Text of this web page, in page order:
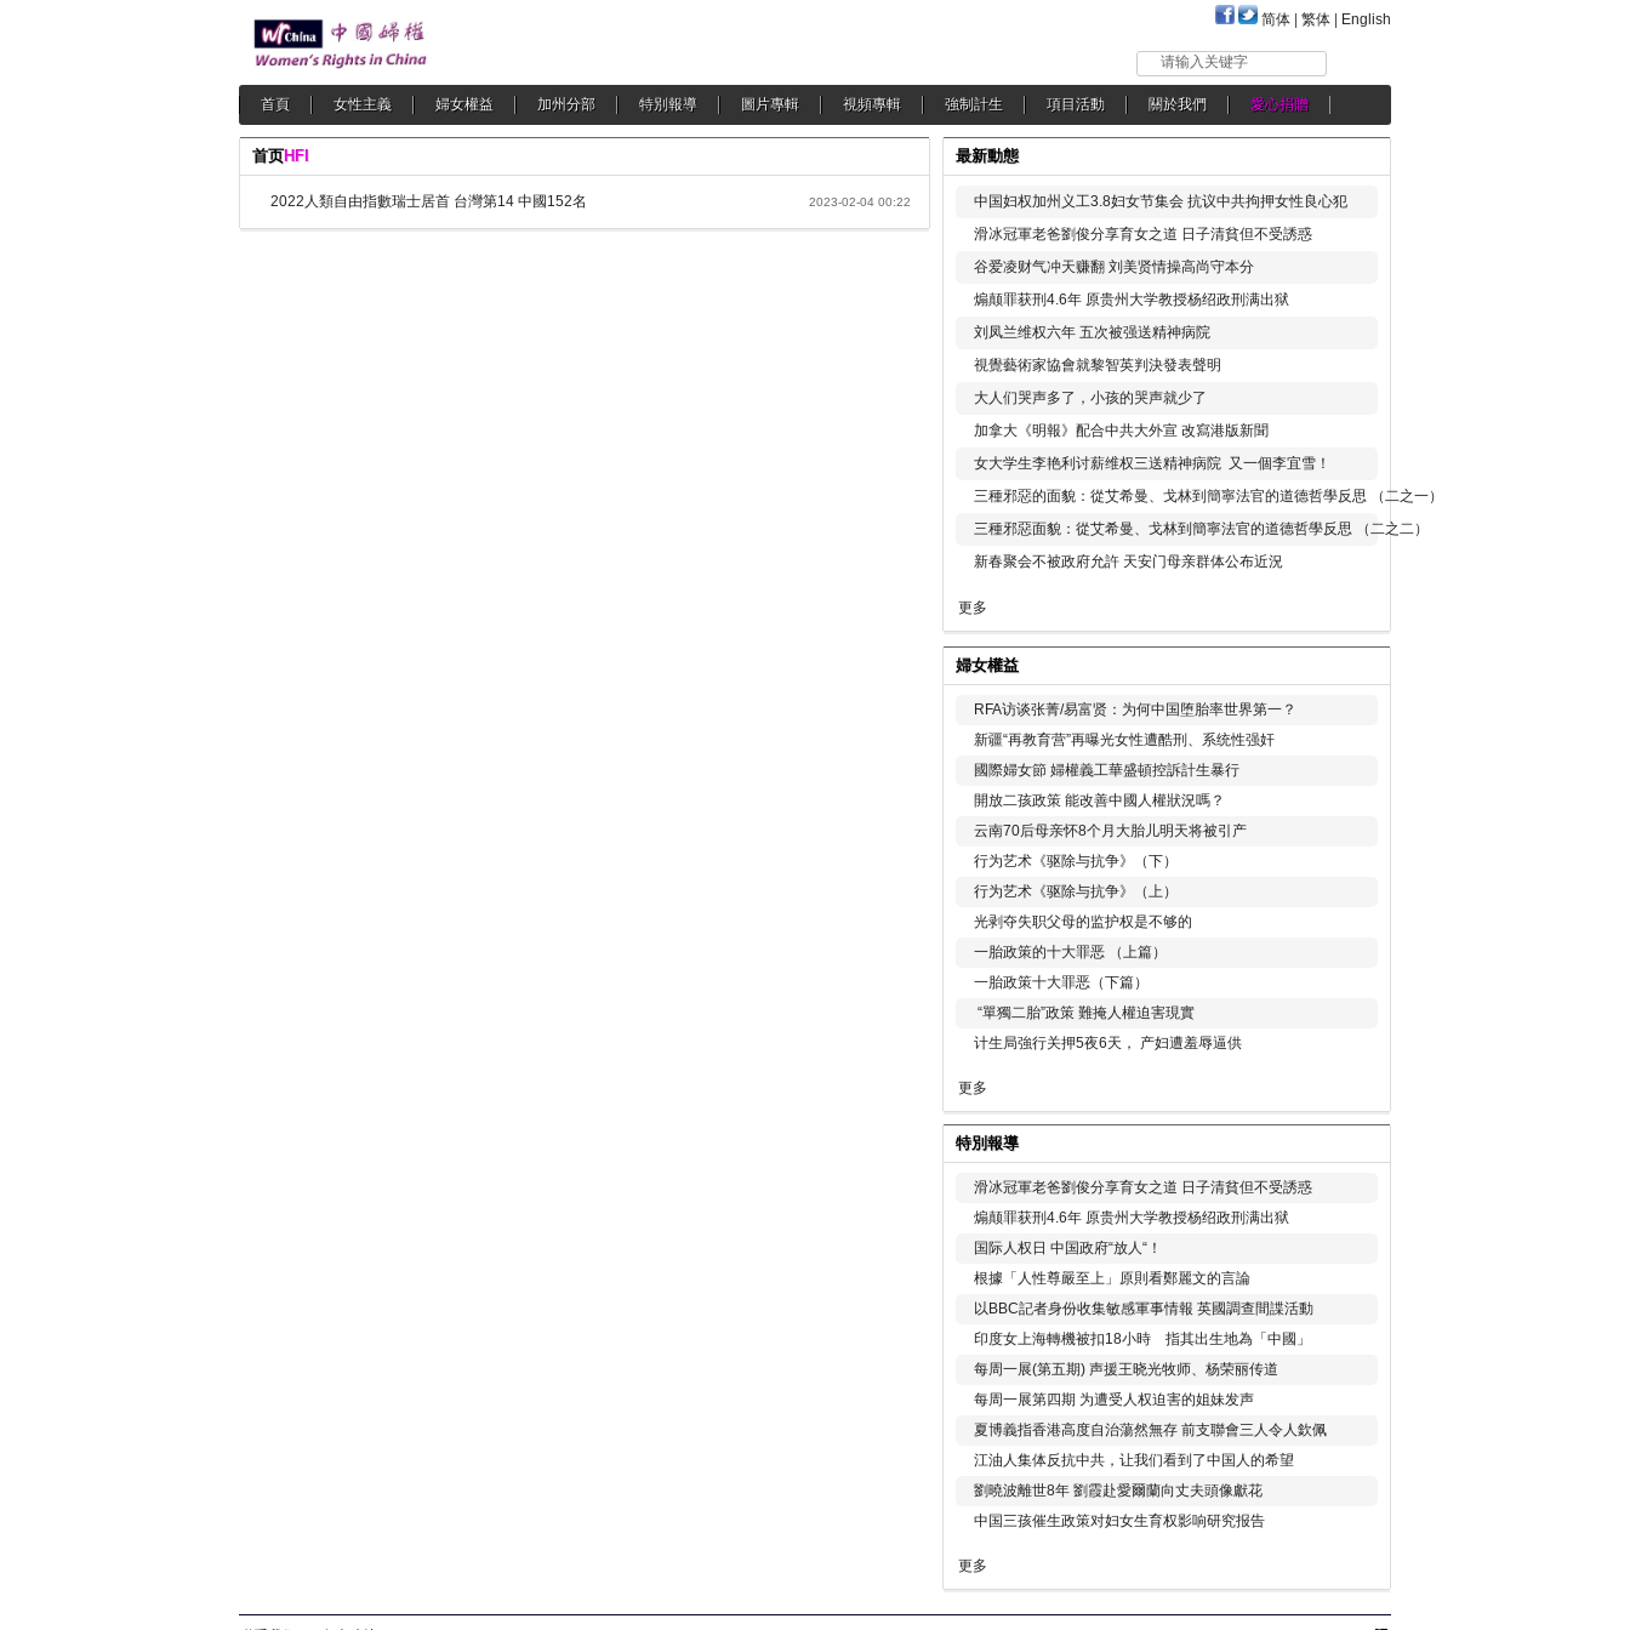
简体 繁体 English
请输入关键字
首頁 女性主義 婦女權益 加州分部 特別報導 圖片專輯 視頻專輯 強制計生 項目活動 關於我們 愛心捐贈
首页HFI
2022人類自由指數瑞士居首 台灣第14 中國152名 2023-02-04 00:22
最新動態
中国妇权加州义工3.8妇女节集会 抗议中共拘押女性良心犯
滑冰冠軍老爸劉俊分享育女之道 日子清貧但不受誘惑
谷爱凌财气冲天赚翻 刘美贤情操高尚守本分
煽颠罪获刑4.6年 原贵州大学教授杨绍政刑满出狱
刘凤兰维权六年 五次被强送精神病院
視覺藝術家協會就黎智英判決發表聲明
大人们哭声多了，小孩的哭声就少了
加拿大《明報》配合中共大外宣 改寫港版新聞
女大学生李艳利讨薪维权三送精神病院 又一個李宜雪！
三種邪惡的面貌：從艾希曼、戈林到簡寧法官的道德哲學反思 （二之一）
三種邪惡面貌：從艾希曼、戈林到簡寧法官的道德哲學反思 （二之二）
新春聚会不被政府允許 天安门母亲群体公布近況
更多
婦女權益
RFA访谈张菁/易富贤：为何中国堕胎率世界第一？
新疆“再教育营”再曝光女性遭酷刑、系统性强奸
國際婦女節 婦權義工華盛頓控訴計生暴行
開放二孩政策 能改善中國人權狀況嗎？
云南70后母亲怀8个月大胎儿明天将被引产
行为艺术《驱除与抗争》（下）
行为艺术《驱除与抗争》（上）
光剥夺失职父母的监护权是不够的
一胎政策的十大罪恶 （上篇）
一胎政策十大罪恶（下篇）
“單獨二胎”政策 難掩人權迫害現實
计生局強行关押5夜6天， 产妇遭羞辱逼供
更多
特別報導
滑冰冠軍老爸劉俊分享育女之道 日子清貧但不受誘惑
煽颠罪获刑4.6年 原贵州大学教授杨绍政刑满出狱
国际人权日 中国政府“放人“！
根據「人性尊嚴至上」原則看鄭麗文的言論
以BBC記者身份收集敏感軍事情報 英國調查間諜活動
印度女上海轉機被扣18小時 指其出生地為「中國」
每周一展(第五期) 声援王晓光牧师、杨荣丽传道
每周一展第四期 为遭受人权迫害的姐妹发声
夏博義指香港高度自治蕩然無存 前支聯會三人令人欽佩
江油人集体反抗中共，让我们看到了中国人的希望
劉曉波離世8年 劉霞赴愛爾蘭向丈夫頭像獻花
中国三孩催生政策对妇女生育权影响研究报告
更多